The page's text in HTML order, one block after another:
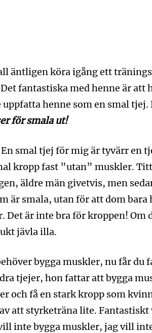
äntligen köra igång ett
fantastiska med henne är att
henne som en smal tjej.
för smala ut!
smal tjej för mig är tyvärr en
kropp fast ”utan” muskler.
äldre män givetvis, men
är smala, utan för att dom bara
Det är inte bra för kroppen! Om
jävla illa.
bygga muskler, nu får du
tjejer, hon fattar att bygga
och få en stark kropp som
att styrketräna lite. Fantastiskt
inte bygga muskler, jag vill